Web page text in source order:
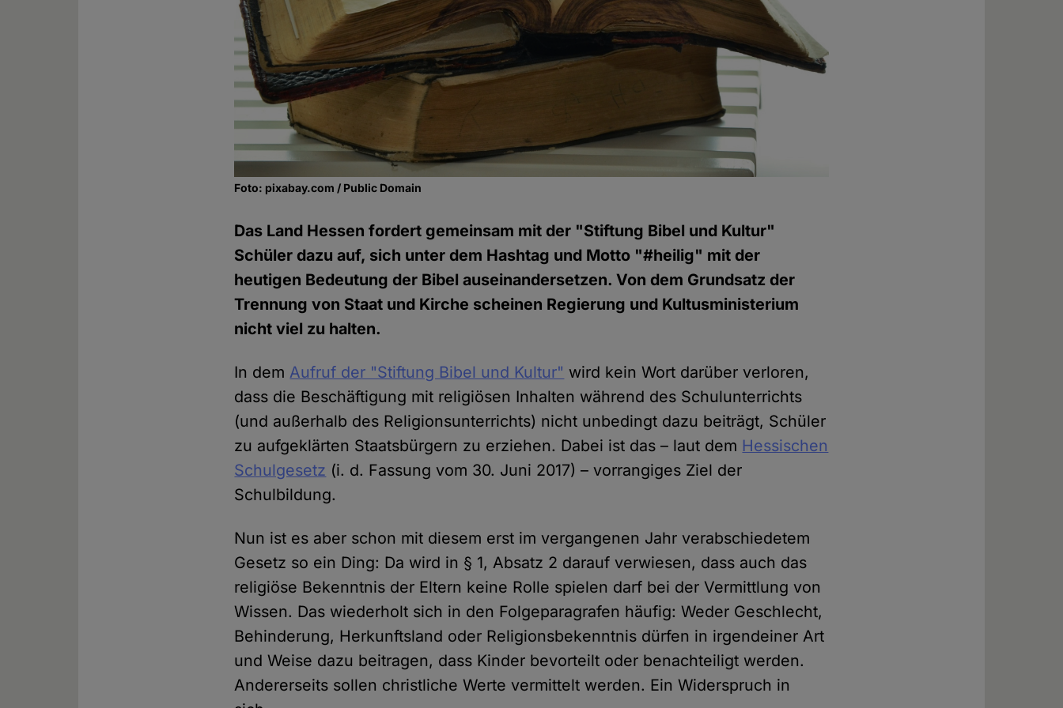
Foto: pixabay.com / Public Domain
Das Land Hessen fordert gemeinsam mit der "Stiftung Bibel und Kultur"
Schüler dazu auf, sich unter dem Hashtag und Motto "#heilig" mit der
heutigen Bedeutung der Bibel auseinandersetzen. Von dem Grundsatz der
Trennung von Staat und Kirche scheinen Regierung und Kultusministerium
nicht viel zu halten.
In demAufruf der "Stiftung Bibel und Kultur" wird kein Wort darüber verloren,
dass die Beschäftigung mit religiösen Inhalten während des Schulunterrichts
(und außerhalb des Religionsunterrichts) nicht unbedingt dazu beiträgt, Schüler
zu aufgeklärten Staatsbürgern zu erziehen. Dabei ist das – laut dem Hessischen
Schulgesetz (i. d. Fassung vom 30. Juni 2017) – vorrangiges Ziel der
Schulbildung.
Nun ist es aber schon mit diesem erst im vergangenen Jahr verabschiedetem
Gesetz so ein Ding: Da wird in § 1, Absatz 2 darauf verwiesen, dass auch das
religiöse Bekenntnis der Eltern keine Rolle spielen darf bei der Vermittlung von
Wissen. Das wiederholt sich in den Folgeparagrafen häufig: Weder Geschlecht,
Behinderung, Herkunftsland oder Religionsbekenntnis dürfen in irgendeiner Art
und Weise dazu beitragen, dass Kinder bevorteilt oder benachteiligt werden.
Andererseits sollen christliche Werte vermittelt werden. Ein Widerspruch in